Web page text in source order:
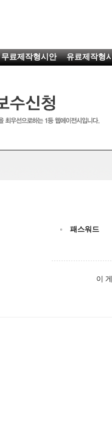
무료제작형시안 유료제작형
패스워드
이